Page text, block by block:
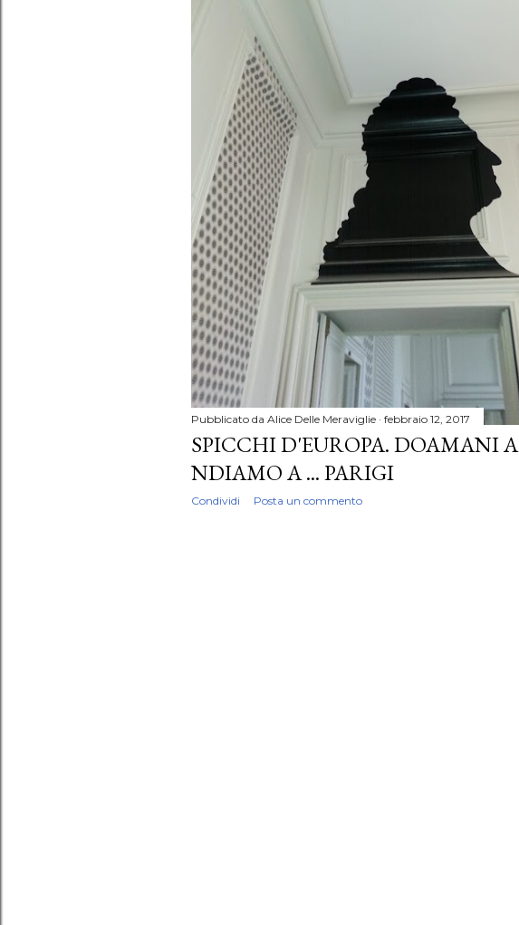
Pubblicato da Alice Delle Meraviglie febbraio 12, 2017
SPICCHI D'EUROPA. DOAMANI A
NDIAMO A ... PARIGI
Condividi Posta un commento